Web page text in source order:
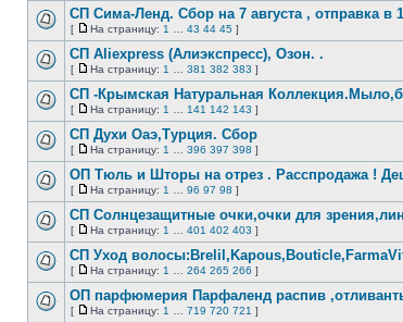
тема
закрыта,
не
можете
редактировать
и
оставлять
сообщения
ней.
Нет
непрочитанных
сообщений
СП Сима-Ленд. Сбор на 7 августа , отправка в
[
На
страницу
На страницу: 1 43 44 45 ]
Нет
непрочитанных
сообщений
СП Aliexpress (Алиэкспресс), Озон. .
[
На
страницу
На страницу: 1 381 382 383 ]
Нет
непрочитанных
сообщений
СП -Крымская Натуральная
[
На
страницу
На страницу: 1 141 142 143 ]
Нет
непрочитанных
сообщений
СП Духи Оаэ,Турция. Сбор
[
На
страницу
На страницу: 1 396 397 398 ]
Нет
непрочитанных
сообщений
ОП Тюль и Шторы на отрез . Расспродажа !
[
На
страницу
На страницу: 1 96 97 98 ]
Нет
непрочитанных
сообщений
СП Солнцезащитные очки,очки для
[
На
страницу
На страницу: 1 401 402 403 ]
Нет
непрочитанных
сообщений
СП Уход
[
На
страницу
На страницу: 1 264 265 266 ]
Нет
ОП парфюмерия Парфаленд распив
[
На страницу: 1 719 720 721 ]